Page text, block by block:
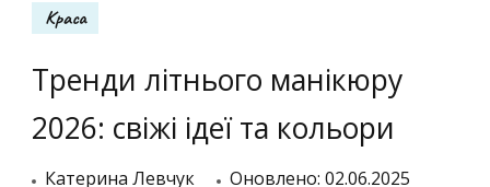
Краса
Тренди літнього манікюру
2026: свіжі ідеї та кольори
Катерина Левчук Оновлено: 02.06.2025